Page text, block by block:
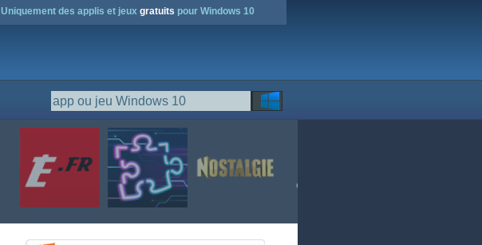
Uniquement des applis et jeux gratuits pour Windows 10